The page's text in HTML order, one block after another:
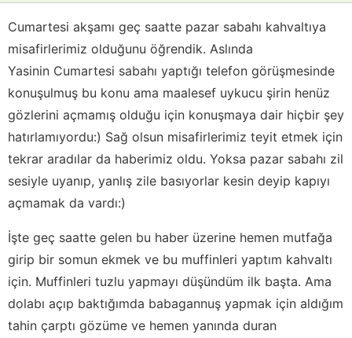
Cumartesi akşamı geç saatte pazar sabahı kahvaltıya
misafirlerimiz olduğunu öğrendik. Aslında
Yasinin Cumartesi sabahı yaptığı telefon görüşmesinde
konuşulmuş bu konu ama maalesef uykucu şirin henüz
gözlerini açmamış olduğu için konuşmaya dair hiçbir şey
hatırlamıyordu:) Sağ olsun misafirlerimiz teyit etmek için
tekrar aradılar da haberimiz oldu. Yoksa pazar sabahı zil
sesiyle uyanıp, yanlış zile basıyorlar kesin deyip kapıyı
açmamak da vardı:)
İşte geç saatte gelen bu haber üzerine hemen mutfağa
girip bir somun ekmek ve bu muffinleri yaptım kahvaltı
için. Muffinleri tuzlu yapmayı düşündüm ilk başta. Ama
dolabı açıp baktığımda babagannuş yapmak için aldığım
tahin çarptı gözüme ve hemen yanında duran